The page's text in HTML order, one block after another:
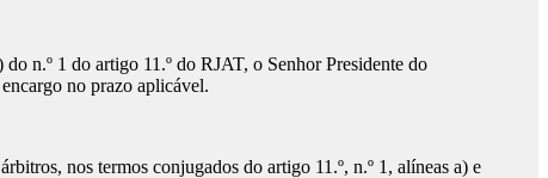
n.º 1 do artigo 11.º do RJAT, o Senhor Presidente do
no prazo aplicável.
nos termos conjugados do artigo 11.º, n.º 1, alíneas a) e